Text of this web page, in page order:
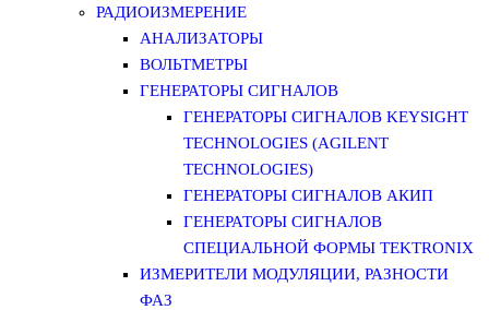
РАДИОИЗМЕРЕНИЕ
АНАЛИЗАТОРЫ
ВОЛЬТМЕТРЫ
ГЕНЕРАТОРЫ СИГНАЛОВ
ГЕНЕРАТОРЫ СИГНАЛОВ KEYSIGHT
TECHNOLOGIES (AGILENT
TECHNOLOGIES)
ГЕНЕРАТОРЫ СИГНАЛОВ АКИП
ГЕНЕРАТОРЫ СИГНАЛОВ
СПЕЦИАЛЬНОЙ ФОРМЫ TEKTRONIX
ИЗМЕРИТЕЛИ МОДУЛЯЦИИ, РАЗНОСТИ
ФАЗ